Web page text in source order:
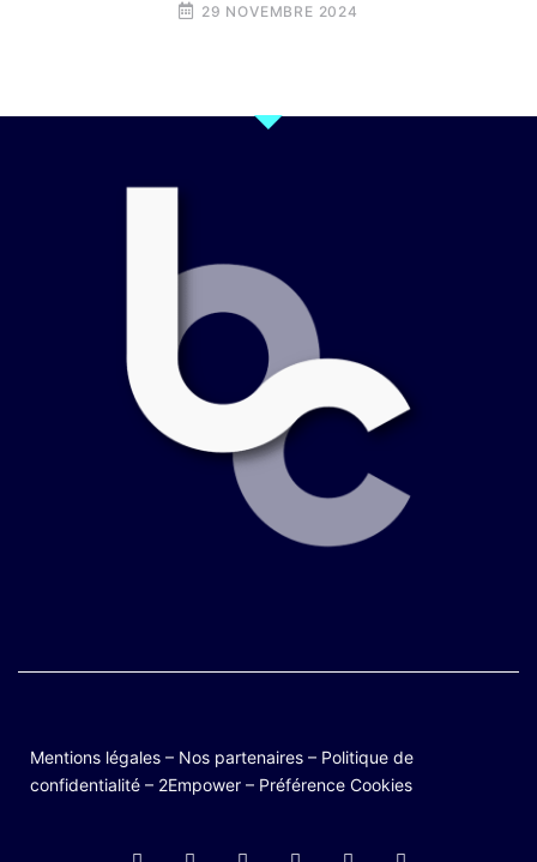
29 NOVEMBRE 2024
Mentions légales – Nos partenaires – Politique de
confidentialité – 2Empower – Préférence Cookies